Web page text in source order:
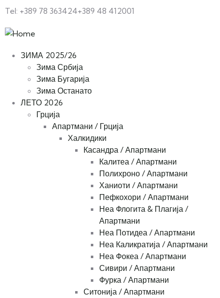
Tel: +389 78 363424+389 48 412001
ЗИМА 2025/26
Зима Србија
Зима Бугарија
Зима Останато
ЛЕТО 2026
Грција
Апартмани / Грција
Халкидики
Касандра / Апартмани
Калитеа / Апартмани
Полихроно / Апартмани
Ханиоти / Апартмани
Пефкохори / Апартмани
Неа Флогита & Плагија /
Апартмани
Неа Потидеа / Апартмани
Неа Каликратија / Апартмани
Неа Фокеа / Апартмани
Сивири / Апартмани
Фурка / Апартмани
Ситонија / Апартмани